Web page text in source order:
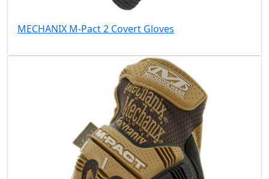
MECHANIX M-Pact 2 Covert Gloves